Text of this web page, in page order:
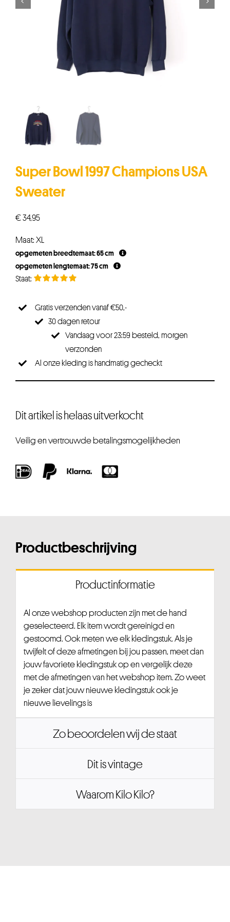
Super Bowl 1997 Champions USA
Sweater
€34,95
Maat: XL
opgemeten breedtemaat: 65 cm
opgemeten lengtemaat: 75 cm
Gratis verzenden vanaf €50,-
30 dagen retour
Vandaag voor 23:59 besteld, morgen
verzonden
Al onze kleding is handmatig gecheckt
Dit artikel is helaas uitverkocht
Veilig en vertrouwde betalingsmogelijkheden
Productbeschrijving
Productinformatie
Al onze webshop producten zijn met de hand
geselecteerd. Elk item wordt gereinigd en
gestoomd. Ook meten we elk kledingstuk. Als je
twijfelt of deze afmetingen bij jou passen, meet dan
jouw favoriete kledingstuk op en vergelijk deze
met de afmetingen van het webshop item. Zo weet
je zeker dat jouw nieuwe kledingstuk ook je
nieuwe lievelings is
Zo beoordelen wij de staat
Dit is vintage
Waarom Kilo Kilo?